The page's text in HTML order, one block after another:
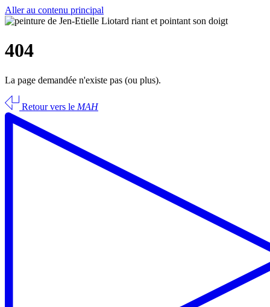
Aller au contenu principal
404
La page demandée n'existe pas (ou plus).
Retour vers le MAH